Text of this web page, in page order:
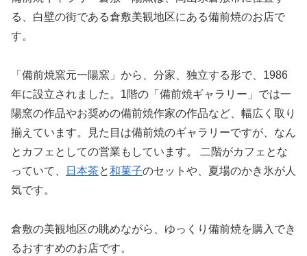
る、白壁の街である倉敷美観地区にある備前焼のお店で
す。
「備前焼窯元一陽窯」から、分家、独立する形で、1986
年に設立されました。1階の「備前焼ギャラリー」では一
陽窯の作品やお奨めの備前焼作家の作品など、幅広く取り
揃えています。見た目は備前焼のギャラリーですが、なん
とカフェとしての営業もしています。 二階がカフェとな
っていて、
日本茶と和菓子のセットや、夏場のかき氷が人
気です。
倉敷の美観地区の眺めながら、ゆっくり備前焼を購入でき
るおすすめのお店です。